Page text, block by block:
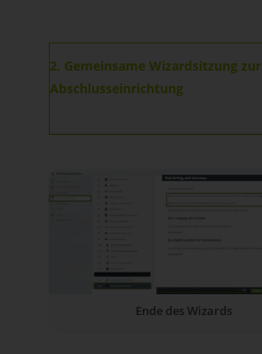
2. Gemeinsame Wizardsitzung zur
Abschlusseinrichtung
Ende des Wizards